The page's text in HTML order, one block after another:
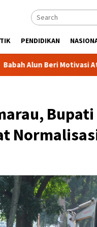
PENDIDIKAN
Motivasi Atlet